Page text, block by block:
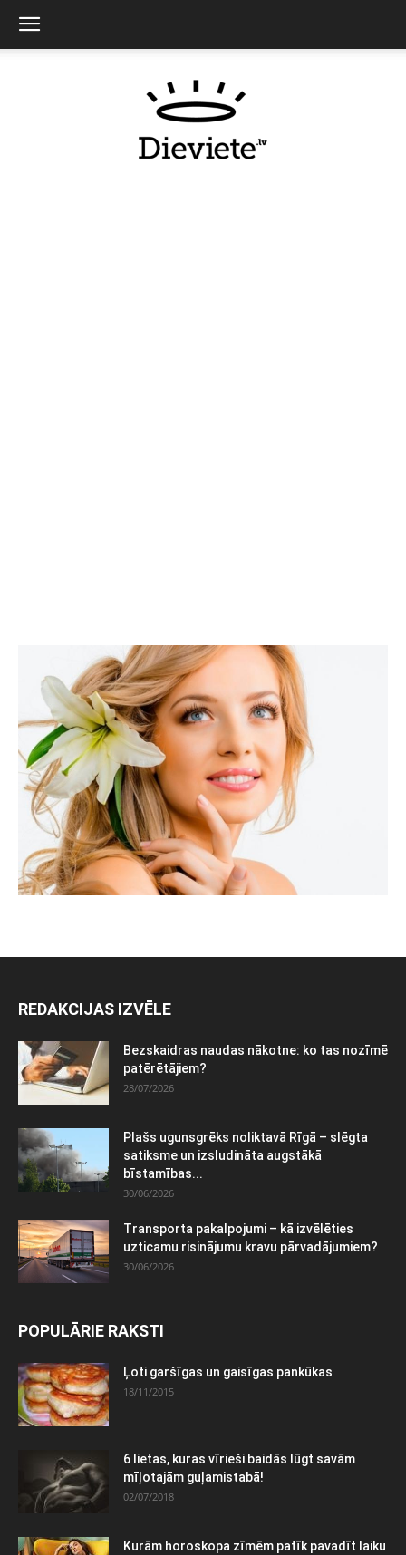
REDAKCIJAS IZVĒLE
Bezskaidras naudas nākotne: ko tas nozīmē
patērētājiem?
28/07/2026
Plašs ugunsgrēks noliktavā Rīgā – slēgta
satiksme un izsludināta augstākā
bīstamības...
30/06/2026
Transporta pakalpojumi – kā izvēlēties
uzticamu risinājumu kravu pārvadājumiem?
30/06/2026
POPULĀRIE RAKSTI
Ļoti garšīgas un gaisīgas pankūkas
18/11/2015
6 lietas, kuras vīrieši baidās lūgt savām
mīļotajām guļamistabā!
02/07/2018
Kurām horoskopa zīmēm patīk pavadīt laiku